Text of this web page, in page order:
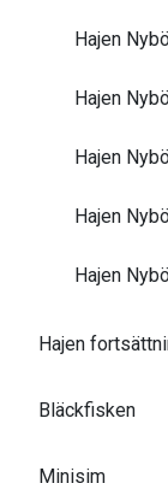
Hajen
Hajen
Hajen
Hajen
Hajen
Hajen
Bläckfisken
Minisim